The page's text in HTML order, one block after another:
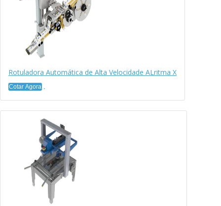
Rotuladora Automática de Alta Velocidade ALritma X
Cotar Agora